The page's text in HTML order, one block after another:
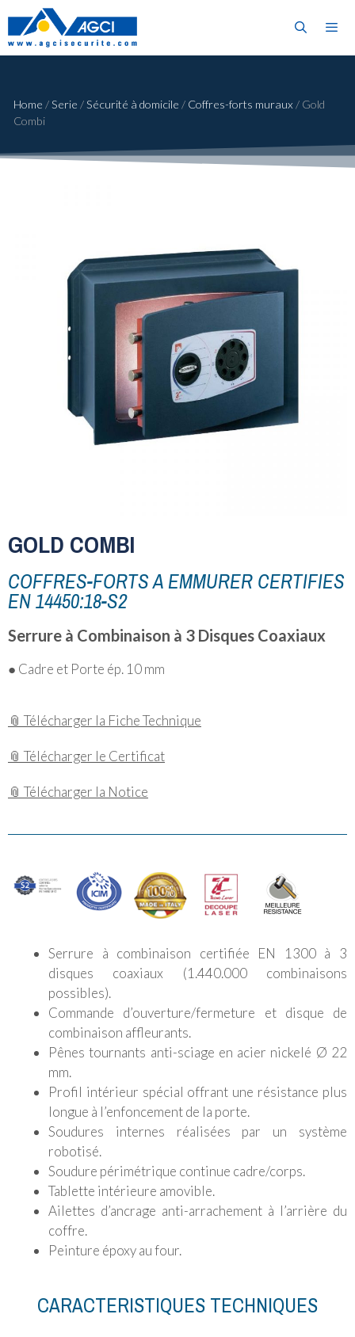
Home /Serie /Sécurité à domicile / Coffres-forts muraux / Gold
Combi
GOLD COMBI
COFFRES-FORTS A EMMURER CERTIFIES
EN 14450:18-S2
Serrure à Combinaison à 3 Disques Coaxiaux
● Cadre et Porte ép. 10 mm
📎 Télécharger la Fiche Technique
📎 Télécharger le Certificat
📎 Télécharger la Notice
Serrure à combinaison certifiée EN 1300 à 3
disques coaxiaux (1.440.000 combinaisons
possibles).
Commande d’ouverture/fermeture et disque de
combinaison affleurants.
Pênes tournants anti-sciage en acier nickelé Ø 22
mm.
Profil intérieur spécial offrant une résistance plus
longue à l’enfoncement de la porte.
Soudures internes réalisées par un système
robotisé.
Soudure périmétrique continue cadre/corps.
Tablette intérieure amovible.
Ailettes d’ancrage anti-arrachement à l’arrière du
coffre.
Peinture époxy au four.
CARACTERISTIQUES TECHNIQUES